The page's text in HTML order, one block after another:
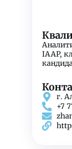
IAAP,
г.
+7